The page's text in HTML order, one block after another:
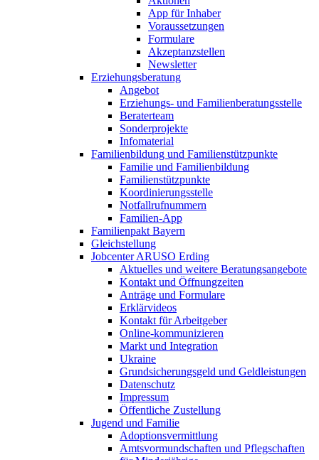
App für Inhaber
Voraussetzungen
Formulare
Akzeptanzstellen
Newsletter
Erziehungsberatung
Angebot
Erziehungs- und Familienberatungsstelle
Beraterteam
Sonderprojekte
Infomaterial
Familienbildung und Familienstützpunkte
Familie und Familienbildung
Familienstützpunkte
Koordinierungsstelle
Notfallrufnummern
Familien-App
Familienpakt Bayern
Gleichstellung
Jobcenter ARUSO Erding
Aktuelles und weitere Beratungsangebote
Kontakt und Öffnungzeiten
Anträge und Formulare
Erklärvideos
Kontakt für Arbeitgeber
Online-kommunizieren
Markt und Integration
Ukraine
Grundsicherungsgeld und Geldleistungen
Datenschutz
Impressum
Öffentliche Zustellung
Jugend und Familie
Adoptionsvermittlung
Amtsvormundschaften und Pflegschaften